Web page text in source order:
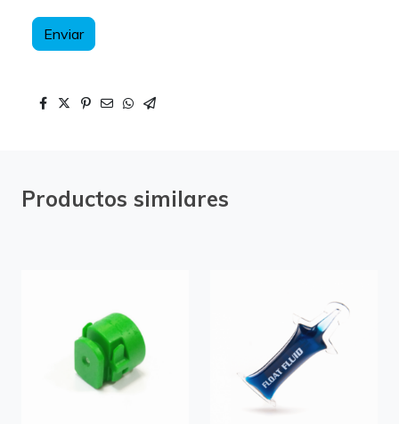
Enviar
Productos similares